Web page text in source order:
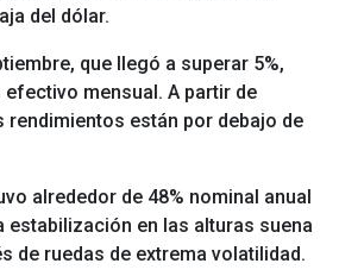
del dólar.
que llegó a superar 5%,
efectivo mensual. A partir de
rendimientos están por debajo de
alrededor de 48% nominal anual
estabilización en las alturas suena
de ruedas de extrema volatilidad.